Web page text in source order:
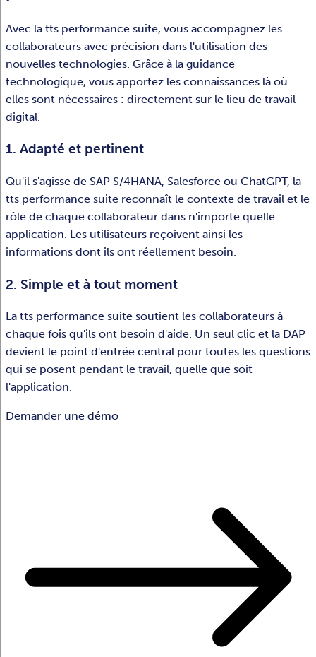
Avec la tts performance suite, vous accompagnez les
collaborateurs avec précision dans l'utilisation des
nouvelles technologies. Grâce à la guidance
technologique, vous apportez les connaissances là où
elles sont nécessaires : directement sur le lieu de travail
digital.
1. Adapté et pertinent
Qu'il s'agisse de SAP S/4HANA, Salesforce ou ChatGPT, la
tts performance suite reconnaît le contexte de travail et le
rôle de chaque collaborateur dans n'importe quelle
application. Les utilisateurs reçoivent ainsi les
informations dont ils ont réellement besoin.
2. Simple et à tout moment
La tts performance suite soutient les collaborateurs à
chaque fois qu'ils ont besoin d'aide. Un seul clic et la DAP
devient le point d'entrée central pour toutes les questions
qui se posent pendant le travail, quelle que soit
l'application.
Demander une démo